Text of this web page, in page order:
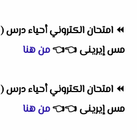
⏪
مس إيرينى👈
👈من هنا
⏪
مس إيرينى👈
👈من هنا